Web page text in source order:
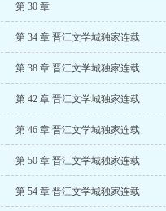
第 30 章
第 34 章 晋江文学城独家连载
第 38 章 晋江文学城独家连载
第 42 章 晋江文学城独家连载
第 46 章 晋江文学城独家连载
第 50 章 晋江文学城独家连载
第 54 章 晋江文学城独家连载